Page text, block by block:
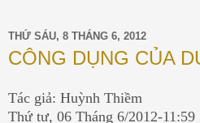
THỨ SÁU, 8 THÁNG 6, 2012
CÔNG DỤNG CỦA
Tác giả: Huỳnh Thiềm
Thứ tư, 06 Tháng 6/2012-11:59